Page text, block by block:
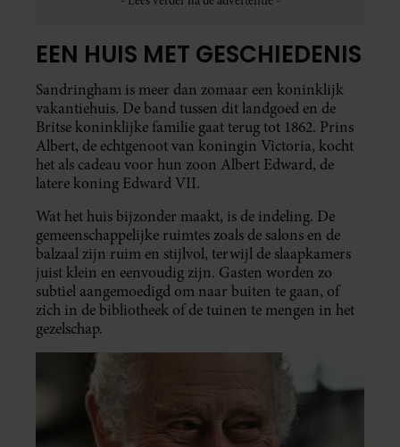
EEN HUIS MET GESCHIEDENIS
Sandringham is meer dan zomaar een koninklijk
vakantiehuis. De band tussen dit landgoed en de
Britse koninklijke familie gaat terug tot 1862. Prins
Albert, de echtgenoot van koningin Victoria, kocht
het als cadeau voor hun zoon Albert Edward, de
latere koning Edward VII.
Wat het huis bijzonder maakt, is de indeling. De
gemeenschappelijke ruimtes zoals de salons en de
balzaal zijn ruim en stijlvol, terwijl de slaapkamers
juist klein en eenvoudig zijn. Gasten worden zo
subtiel aangemoedigd om naar buiten te gaan, of
zich in de bibliotheek of de tuinen te mengen in het
gezelschap.